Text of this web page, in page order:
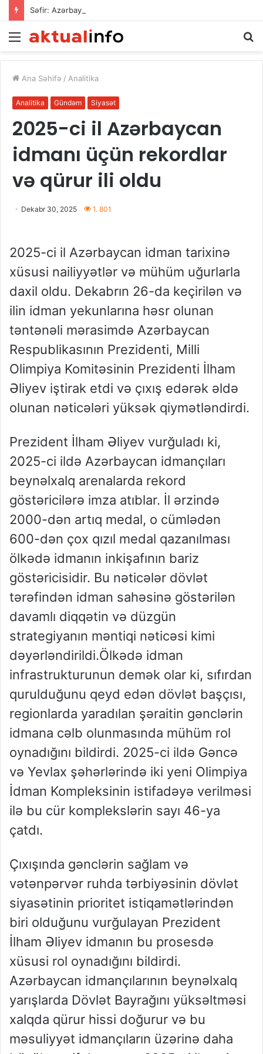
Menu
Ana Səhifə / Analitika
Analitika Gündəm Siyasət
2025-ci il Azərbaycan
idmanı üçün rekordlar
və qürur ili oldu
Dekabr 30, 2025 1. 801
2025-ci il Azərbaycan idman tarixinə
xüsusi nailiyyətlər və mühüm uğurlarla
daxil oldu. Dekabrın 26-da keçirilən və
ilin idman yekunlarına həsr olunan
təntənəli mərasimdə Azərbaycan
Respublikasının Prezidenti, Milli
Olimpiya Komitəsinin Prezidenti İlham
Əliyev iştirak etdi və çıxış edərək əldə
olunan nəticələri yüksək qiymətləndirdi.
Prezident İlham Əliyev vurğuladı ki,
2025-ci ildə Azərbaycan idmançıları
beynəlxalq arenalarda rekord
göstəricilərə imza atıblar. İl ərzində
2000-dən artıq medal, o cümlədən
600-dən çox qızıl medal qazanılması
ölkədə idmanın inkişafının bariz
göstəricisidir. Bu nəticələr dövlət
tərəfindən idman sahəsinə göstərilən
davamlı diqqətin və düzgün
strategiyanın məntiqi nəticəsi kimi
dəyərləndirildi.Ölkədə idman
infrastrukturunun demək olar ki, sıfırdan
qurulduğunu qeyd edən dövlət başçısı,
regionlarda yaradılan şəraitin gənclərin
idmana cəlb olunmasında mühüm rol
oynadığını bildirdi. 2025-ci ildə Gəncə
və Yevlax şəhərlərində iki yeni Olimpiya
İdman Kompleksinin istifadəyə verilməsi
ilə bu cür komplekslərin sayı 46-ya
çatdı.
Çıxışında gənclərin sağlam və
vətənpərvər ruhda tərbiyəsinin dövlət
siyasətinin prioritet istiqamətlərindən
biri olduğunu vurğulayan Prezident
İlham Əliyev idmanın bu prosesdə
xüsusi rol oynadığını bildirdi.
Azərbaycan idmançılarının beynəlxalq
yarışlarda Dövlət Bayrağını yüksəltməsi
xalqda qürur hissi doğurur və bu
məsuliyyət idmançıların üzərinə daha